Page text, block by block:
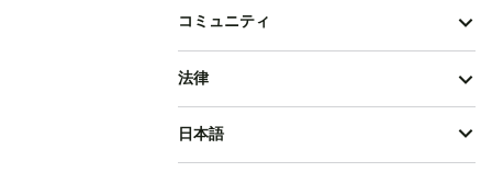
コミュニティ
法律
日本語